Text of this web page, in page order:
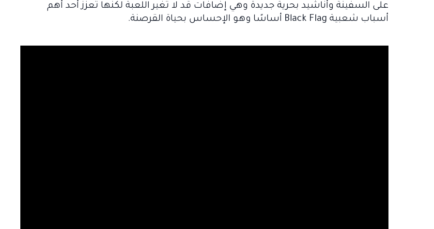
على السفينة وأناشيد بحرية جديدة وهي إضافات قد لا تغير اللعبة لكنها تعزز أحد أهم
أسباب شعبية Black Flag أساسًا وهو الإحساس بحياة القرصنة.